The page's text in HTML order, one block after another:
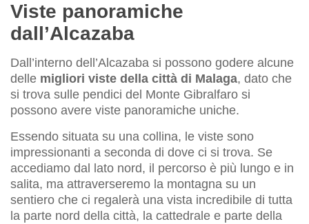
Viste panoramiche
dall’Alcazaba
Dall’interno dell’Alcazaba si possono godere alcune
delle migliori viste della città di Malaga, dato che
si trova sulle pendici del Monte Gibralfaro si
possono avere viste panoramiche uniche.
Essendo situata su una collina, le viste sono
impressionanti a seconda di dove ci si trova. Se
accediamo dal lato nord, il percorso è più lungo e in
salita, ma attraverseremo la montagna su un
sentiero che ci regalerà una vista incredibile di tutta
la parte nord della città, la cattedrale e parte della